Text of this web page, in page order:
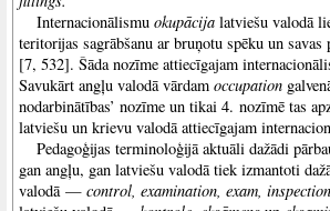
Internacionālismu okupācija latviešu valodā
teritorijas sagrābšanu ar bruņotu spēku un savas
[7, 532]. Šāda nozīme attiecīgajam
Savukārt angļu valodā vārdam occupation
nodarbinātības’ nozīme un tikai 4. nozīmē tas
latviešu un krievu valodā attiecīgajam
Pedagoģijas terminoloģijā aktuāli dažādi
gan angļu, gan latviešu valodā tiek izmantoti
valodā — control, examination, exam,